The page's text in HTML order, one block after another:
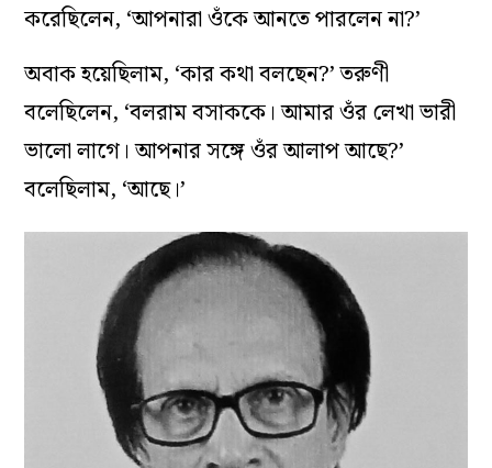
করেছিলেন, ‘আপনারা ওঁকে আনতে পারলেন না?’
অবাক হয়েছিলাম, ‘কার কথা বলছেন?’ তরুণী
বলেছিলেন, ‘বলরাম বসাককে। আমার ওঁর লেখা ভারী
ভালো লাগে। আপনার সঙ্গে ওঁর আলাপ আছে?’
বলেছিলাম, ‘আছে।’